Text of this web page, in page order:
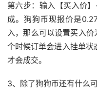
第六步：输入【买入价
成。狗狗币现报价是
入，那么可以设置买入
个时候订单会进入挂单
才会成交。
3、除了狗狗币还有什么